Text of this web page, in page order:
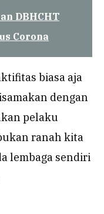
DBHCHT
Corona
biasa aja
dengan
pelaku
ranah kita
lembaga sendiri